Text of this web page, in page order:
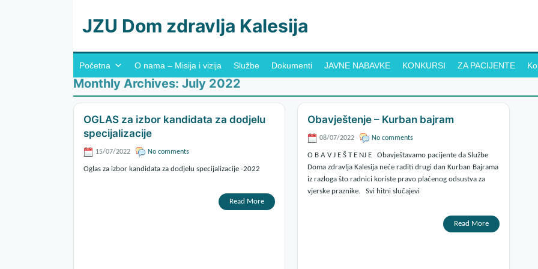
JZU Dom zdravlja Kalesija
Početna O nama – Misija i vizija Službe Dokumenti JAVNE NABAVKE KONKURSI ZA PACIJENTE
Monthly Archives: July 2022
OGLAS za izbor kandidata za dodjelu
specijalizacije
15/07/2022 No comments
Oglas za izbor kandidata za dodjelu specijalizacije -2022
Read More
Obavještenje – Kurban bajram
08/07/2022 No comments
O B A V J E Š T E NJ E Obavještavamo pacijente da Službe
Doma zdravlja Kalesija neće raditi drugi dan Kurban Bajrama
iz razloga što radnici koriste pravo plaćenog odsustva za
vjerske praznike. Svi hitni slučajevi
Read More